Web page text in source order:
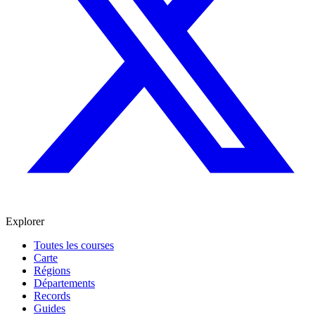
Explorer
Toutes les courses
Carte
Régions
Départements
Records
Guides